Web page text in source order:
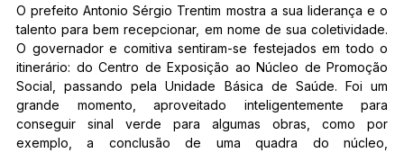
O prefeito Antonio Sérgio Trentim mostra a sua liderança e o
talento para bem recepcionar, em nome de sua coletividade.
O governador e comitiva sentiram-se festejados em todo o
itinerário: do Centro de Exposição ao Núcleo de Promoção
Social, passando pela Unidade Básica de Saúde. Foi um
grande momento, aproveitado inteligentemente para
conseguir sinal verde para algumas obras, como por
exemplo, a conclusão de uma quadra do núcleo,